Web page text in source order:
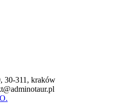
30-311, kraków